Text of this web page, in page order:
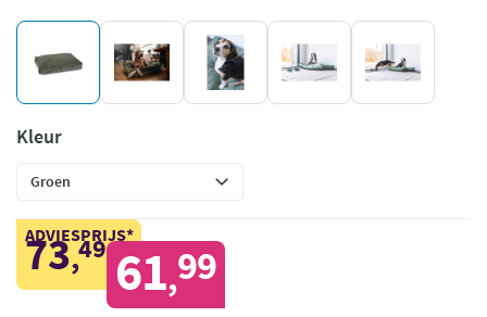
Kleur
ADVIESPRIJS*
73,49 61,99